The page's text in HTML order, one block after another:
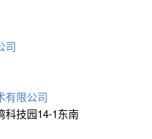
司
有限公司
科技园14-1东南